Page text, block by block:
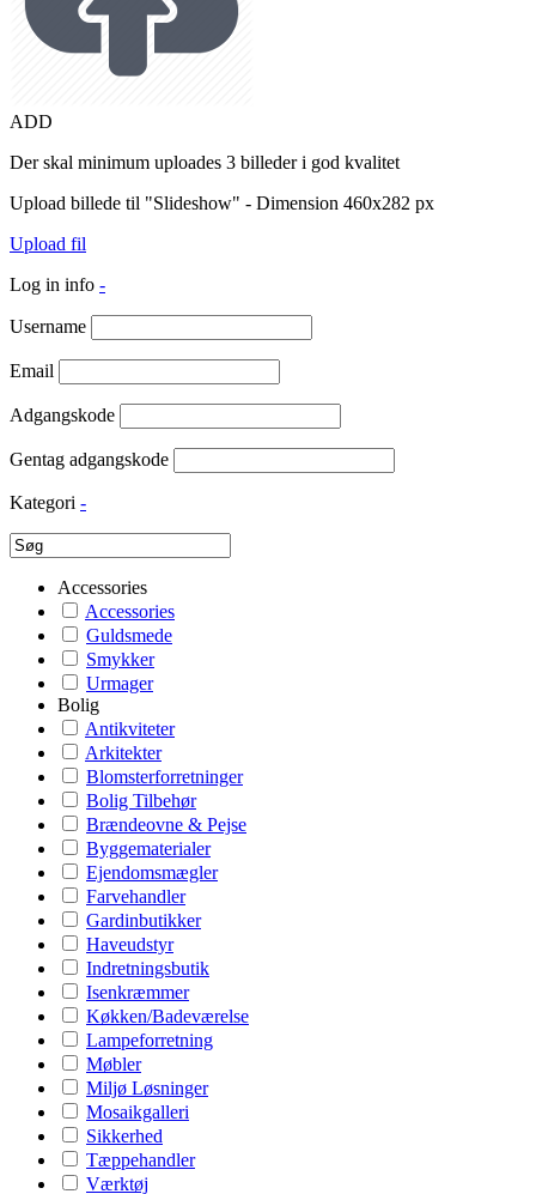
ADD
Der skal minimum uploades 3 billeder i god kvalitet
Upload billede til "Slideshow" - Dimension 460x282 px
Upload fil
Log in info -
Username
Email
Adgangskode
Gentag adgangskode
Kategori -
Accessories
Accessories
Guldsmede
Smykker
Urmager
Bolig
Antikviteter
Arkitekter
Blomsterforretninger
Bolig Tilbehør
Brændeovne & Pejse
Byggematerialer
Ejendomsmægler
Farvehandler
Gardinbutikker
Haveudstyr
Indretningsbutik
Isenkræmmer
Køkken/Badeværelse
Lampeforretning
Møbler
Miljø Løsninger
Mosaikgalleri
Sikkerhed
Tæppehandler
Værktøj